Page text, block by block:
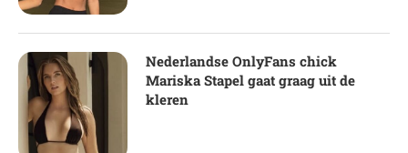
Nederlandse OnlyFans chick
Mariska Stapel gaat graag uit de
kleren